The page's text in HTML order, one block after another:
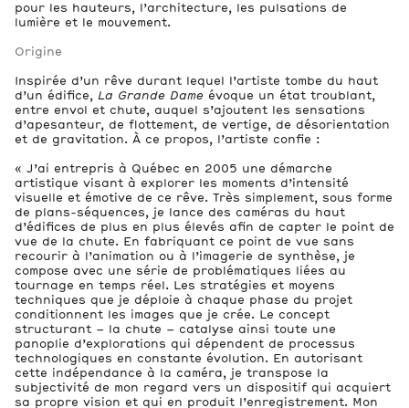
pour les hauteurs, l’architecture, les pulsations de
lumière et le mouvement.
Origine
Inspirée d’un rêve durant lequel l’artiste tombe du haut
d’un édifice, La Grande Dame évoque un état troublant,
entre envol et chute, auquel s’ajoutent les sensations
d’apesanteur, de flottement, de vertige, de désorientation
et de gravitation. À ce propos, l’artiste confie :
« J’ai entrepris à Québec en 2005 une démarche
artistique visant à explorer les moments d’intensité
visuelle et émotive de ce rêve. Très simplement, sous forme
de plans-séquences, je lance des caméras du haut
d’édifices de plus en plus élevés afin de capter le point de
vue de la chute. En fabriquant ce point de vue sans
recourir à l’animation ou à l’imagerie de synthèse, je
compose avec une série de problématiques liées au
tournage en temps réel. Les stratégies et moyens
techniques que je déploie à chaque phase du projet
conditionnent les images que je crée. Le concept
structurant – la chute – catalyse ainsi toute une
panoplie d’explorations qui dépendent de processus
technologiques en constante évolution. En autorisant
cette indépendance à la caméra, je transpose la
subjectivité de mon regard vers un dispositif qui acquiert
sa propre vision et qui en produit l’enregistrement. Mon